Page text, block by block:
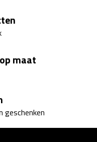
maat
geschenken